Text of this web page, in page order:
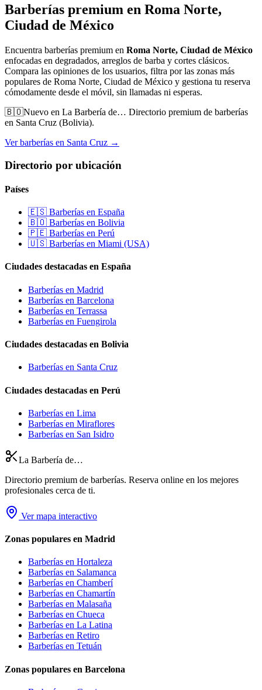
Barberías premium en Roma Norte,
Ciudad de México
Encuentra barberías premium en Roma Norte, Ciudad de México
enfocadas en degradados, arreglos de barba y cortes clásicos.
Compara las opiniones de los usuarios, filtra por las zonas más
populares de Roma Norte, Ciudad de México y gestiona tu reserva
cómodamente desde el móvil, sin llamadas ni esperas.
🇧🇴Nuevo en La Barbería de… Directorio premium de barberías
en Santa Cruz (Bolivia).
Ver barberías en Santa Cruz →
Directorio por ubicación
Países
🇪🇸 Barberías en España
🇧🇴 Barberías en Bolivia
🇵🇪 Barberías en Perú
🇺🇸 Barberías en Miami (USA)
Ciudades destacadas en España
Barberías en Madrid
Barberías en Barcelona
Barberías en Terrassa
Barberías en Fuengirola
Ciudades destacadas en Bolivia
Barberías en Santa Cruz
Ciudades destacadas en Perú
Barberías en Lima
Barberías en Miraflores
Barberías en San Isidro
La Barbería de…
Directorio premium de barberías. Reserva online en los mejores
profesionales cerca de ti.
Ver mapa interactivo
Zonas populares en Madrid
Barberías en Hortaleza
Barberías en Salamanca
Barberías en Chamberí
Barberías en Chamartín
Barberías en Malasaña
Barberías en Chueca
Barberías en La Latina
Barberías en Retiro
Barberías en Tetuán
Zonas populares en Barcelona